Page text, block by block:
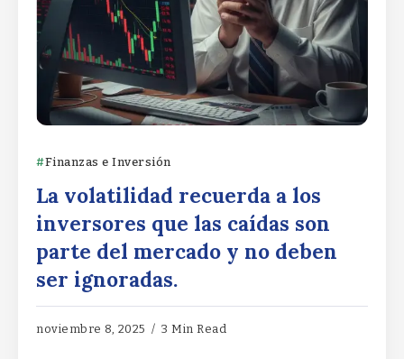
Finanzas e Inversión
La volatilidad recuerda a los
inversores que las caídas son
parte del mercado y no deben
ser ignoradas.
noviembre 8, 2025 3 Min Read